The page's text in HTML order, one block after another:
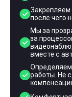
Закрепляем
после чего
Мы за
за
вместе с
Определяем
работы. Не